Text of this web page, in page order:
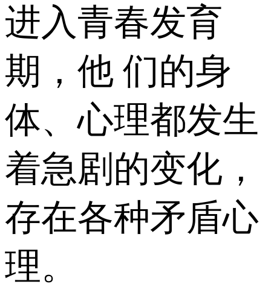
进入青春发育
期，他 们的身
体、心理都发生
着急剧的变化，
存在各种矛盾心
理。